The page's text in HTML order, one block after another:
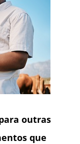
outras
que